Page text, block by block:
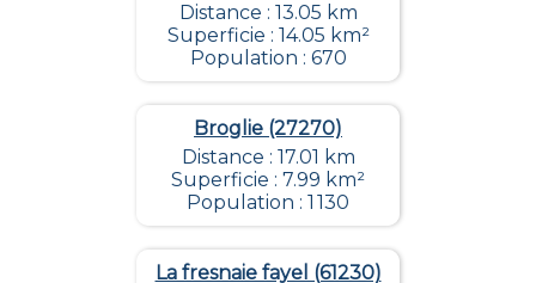
Distance : 13.05 km
Superficie : 14.05 km²
Population : 670
Broglie (27270)
Distance : 17.01 km
Superficie : 7.99 km²
Population : 1 130
La fresnaie fayel (61230)